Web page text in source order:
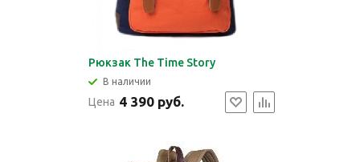
Рюкзак The Time Story
В наличии
Цена 4 390 руб.